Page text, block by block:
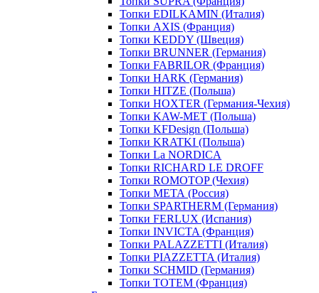
Топки EDILKAMIN (Италия)
Топки AXIS (Франция)
Топки KEDDY (Швеция)
Топки BRUNNER (Германия)
Топки FABRILOR (Франция)
Топки HARK (Германия)
Топки HITZE (Польша)
Топки HOXTER (Германия-Чехия)
Топки KAW-MET (Польша)
Топки KFDesign (Польша)
Топки KRATKI (Польша)
Топки La NORDICA
Топки RICHARD LE DROFF
Топки ROMOTOP (Чехия)
Топки МЕТА (Россия)
Топки SPARTHERM (Германия)
Топки FERLUX (Испания)
Топки INVICTA (Франция)
Топки PALAZZETTI (Италия)
Топки PIAZZETTA (Италия)
Топки SCHMID (Германия)
Топки TOTEM (Франция)